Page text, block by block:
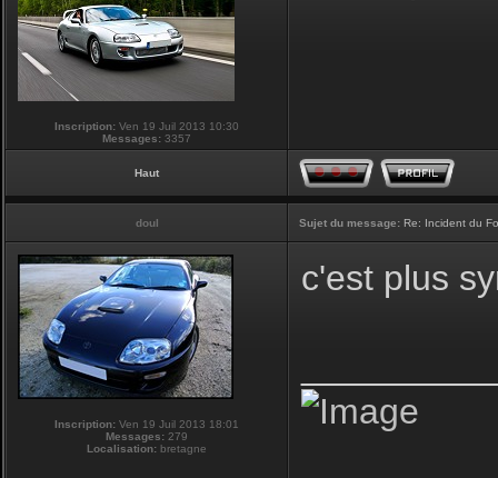
Inscription: Ven 19 Juil 2013 10:30
Messages: 3357
Haut
doul Sujet du message: Re: Incident du
Inscription: Ven 19 Juil 2013 18:01
Messages: 279
Localisation: bretagne
c'est plus